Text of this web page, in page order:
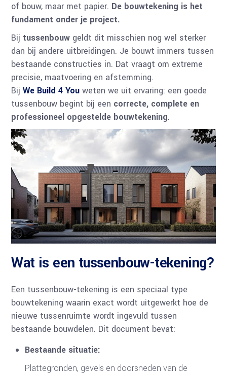
of bouw, maar met papier. De bouwtekening is het
fundament onder je project.
Bij tussenbouw geldt dit misschien nog wel sterker
dan bij andere uitbreidingen. Je bouwt immers tussen
bestaande constructies in. Dat vraagt om extreme
precisie, maatvoering en afstemming.
BijWe Build 4 You weten we uit ervaring: een goede
tussenbouw begint bij een correcte, complete en
professioneel opgestelde bouwtekening.
Wat is een tussenbouw-tekening?
Een tussenbouw-tekening is een speciaal type
bouwtekening waarin exact wordt uitgewerkt hoe de
nieuwe tussenruimte wordt ingevuld tussen
bestaande bouwdelen. Dit document bevat:
Bestaande situatie:
Plattegronden, gevels en doorsneden van de